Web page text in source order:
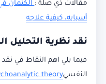
مقالات ذي صلة :الكتمان
أسبابه، كيفية علاجه
نقد نظرية التحليل
فيما يلي اهم النقاط في نقد
النفسيtheory